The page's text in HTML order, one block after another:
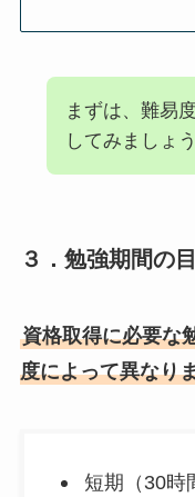
まずは、難易
してみましょう
３．勉強期間の
資格取得に必要な
度によって異なり
短期（30時